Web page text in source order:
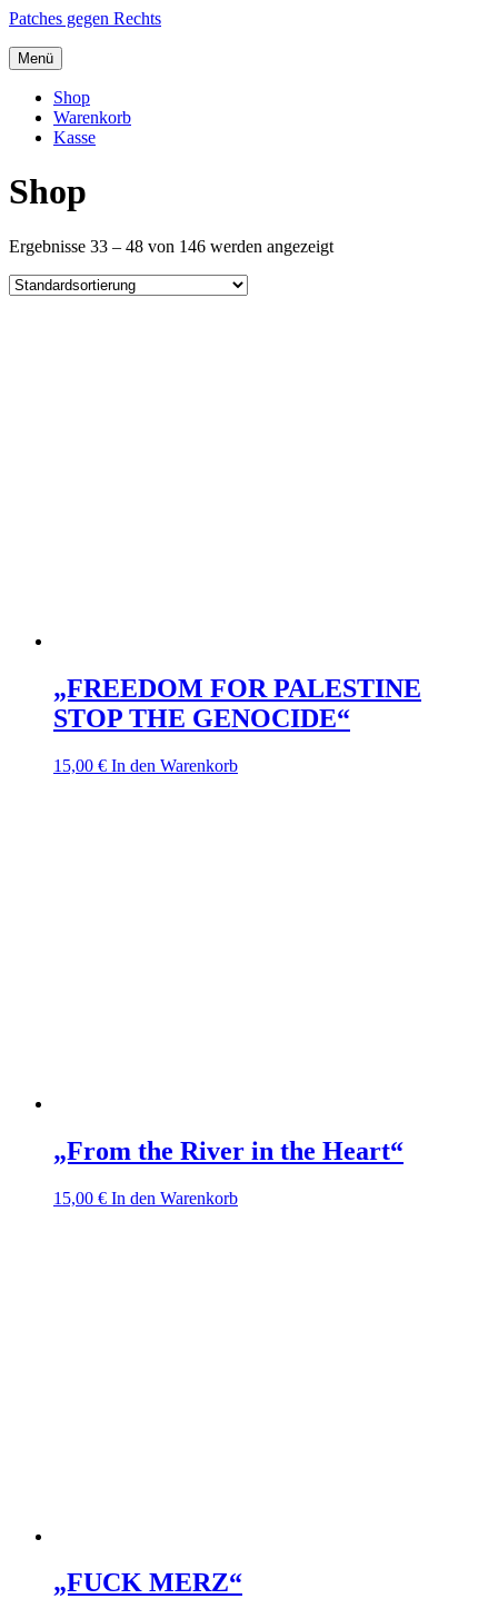
Patches gegen Rechts
Menü
Shop
Warenkorb
Kasse
Shop
Ergebnisse 33 – 48 von 146 werden angezeigt
„FREEDOM FOR PALESTINE
STOP THE GENOCIDE“
15,00 € In den Warenkorb
„From the River in the Heart“
15,00 € In den Warenkorb
„FUCK MERZ“